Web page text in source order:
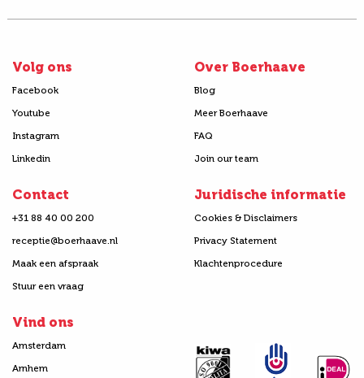
Volg ons
Facebook
Youtube
Instagram
Linkedin
Over Boerhaave
Blog
Meer Boerhaave
FAQ
Join our team
Contact
+31 88 40 00 200
receptie@boerhaave.nl
Maak een afspraak
Stuur een vraag
Juridische informatie
Cookies & Disclaimers
Privacy Statement
Klachtenprocedure
Vind ons
Amsterdam
Arnhem